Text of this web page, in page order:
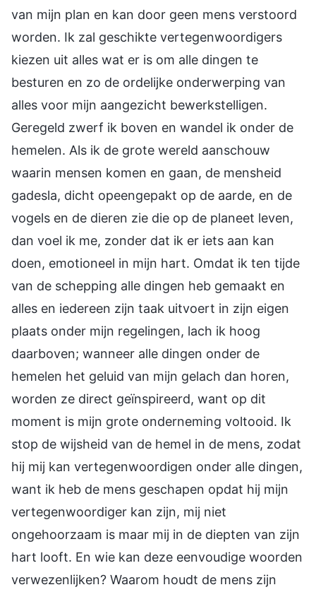
van mijn plan en kan door geen mens verstoord
worden. Ik zal geschikte vertegenwoordigers
kiezen uit alles wat er is om alle dingen te
besturen en zo de ordelijke onderwerping van
alles voor mijn aangezicht bewerkstelligen.
Geregeld zwerf ik boven en wandel ik onder de
hemelen. Als ik de grote wereld aanschouw
waarin mensen komen en gaan, de mensheid
gadesla, dicht opeengepakt op de aarde, en de
vogels en de dieren zie die op de planeet leven,
dan voel ik me, zonder dat ik er iets aan kan
doen, emotioneel in mijn hart. Omdat ik ten tijde
van de schepping alle dingen heb gemaakt en
alles en iedereen zijn taak uitvoert in zijn eigen
plaats onder mijn regelingen, lach ik hoog
daarboven; wanneer alle dingen onder de
hemelen het geluid van mijn gelach dan horen,
worden ze direct geïnspireerd, want op dit
moment is mijn grote onderneming voltooid. Ik
stop de wijsheid van de hemel in de mens, zodat
hij mij kan vertegenwoordigen onder alle dingen,
want ik heb de mens geschapen opdat hij mijn
vertegenwoordiger kan zijn, mij niet
ongehoorzaam is maar mij in de diepten van zijn
hart looft. En wie kan deze eenvoudige woorden
verwezenlijken? Waarom houdt de mens zijn